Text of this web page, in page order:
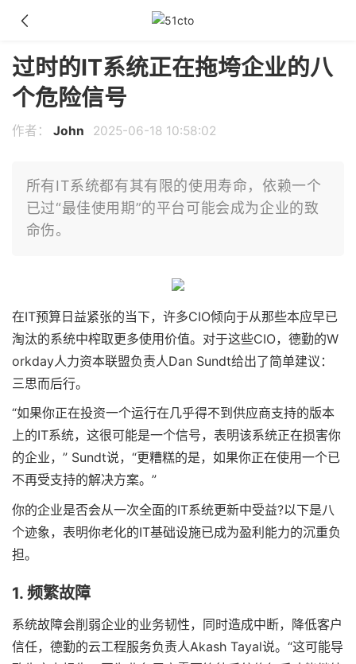
过时的IT系统正在拖垮企业的八
个危险信号
作者： John 2025-06-18 10:58:02
所有IT系统都有其有限的使用寿命，依赖一个
已过“最佳使用期”的平台可能会成为企业的致
命伤。
在IT预算日益紧张的当下，许多CIO倾向于从那些本应早已
淘汰的系统中榨取更多使用价值。对于这些CIO，德勤的W
orkday人力资本联盟负责人Dan Sundt给出了简单建议：
三思而后行。
“如果你正在投资一个运行在几乎得不到供应商支持的版本
上的IT系统，这很可能是一个信号，表明该系统正在损害你
的企业，” Sundt说，“更糟糕的是，如果你正在使用一个已
不再受支持的解决方案。”
你的企业是否会从一次全面的IT系统更新中受益?以下是八
个迹象，表明你老化的IT基础设施已成为盈利能力的沉重负
担。
1. 频繁故障
系统故障会削弱企业的业务韧性，同时造成中断，降低客户
信任，德勤的云工程服务负责人Akash Tayal说。“这可能导